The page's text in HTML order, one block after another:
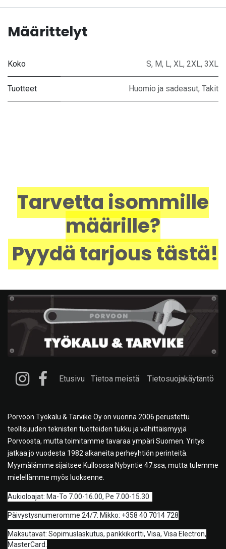
Määrittelyt
Koko S, M, L, XL, 2XL, 3XL
Tuotteet Huomio ja sadeasut, Takit
Tarvetta isommille
määrille?
Pyydä tarjous tästä!
Etusivu Tietoa meistä Tietosuojakäytäntö
Porvoon Työkalu & Tarvike Oy on vuonna 2006 perustettu
teollisuuden teknisten tuotteiden tukku ja vähittäismyyjä
Porvoosta, mutta toimitamme tavaraa ympäri Suomen. Yritys
jatkaa jo vuodesta 1982 alkaneita perheyhtiön perinteitä.
Myymälämme sijaitsee Kulloossa Nybyntie 47:ssa, mutta tulemme
mielellämme myös luoksenne.
Aukioloajat: Ma-To 7.00-16.00, Pe 7.00-15.30
Päivystysnumeromme 24/7: Mikko: +358 40 7014 728
Maksutavat: Sopimuslaskutus, pankkikortti, Visa, Visa Electron,
MasterCard.